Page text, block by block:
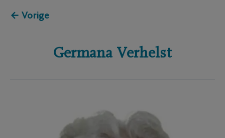
← Vorige
Germana Verhelst